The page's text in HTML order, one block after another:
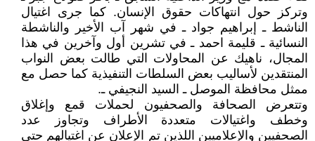
وتركز حول انتهاكات حقوق الإنسان. كما جرى اغتيال
الناشط ـ إبراهيم جواد ـ في شهر آب الأخير والناشطة
النسائية ـ قليمة احمد ـ في تشرين أول وآخرين في هذا
المجال، ناهيك عن المحاولات التي طالت بعض النواب
المنتقدين لأساليب بعض السلطات التنفيذية كما حصل مع
ممثل محافظة الموصل ـ السيد النجيفي ـ.
وتتعرض الصحافة والصحفيون لحملات قمع وإغلاق
وخطف واغتيالات متعددة الأطراف وتجاوز عدد
الصحفيين والإعلاميين اللذين تم الإعلان عن اغتيالهم حتى